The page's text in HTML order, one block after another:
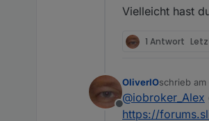
Vielleicht hast
1 Antwort
Offline
OliverIOschrieb am
zuletzt
@iobroker_Alex
https://